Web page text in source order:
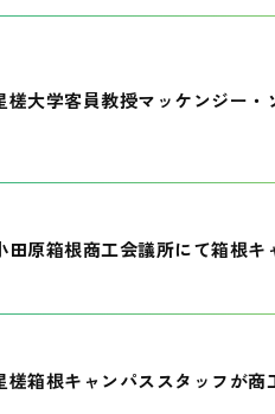
槎大学客員教授マッケンジー
田原箱根商工会議所にて箱根キ
槎箱根キャンパススタッフが商